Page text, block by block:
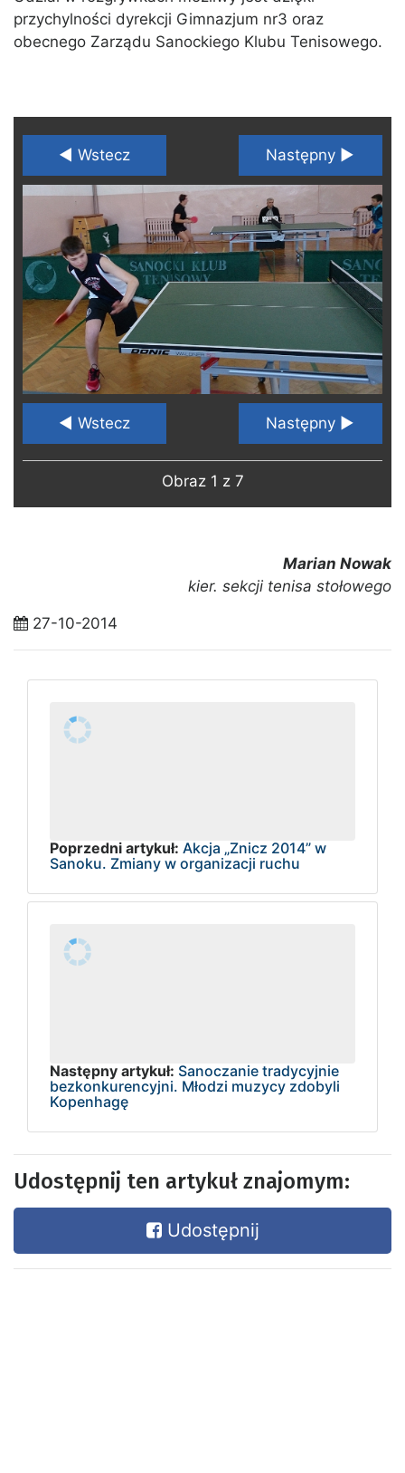
przychylności dyrekcji Gimnazjum nr3 oraz
obecnego Zarządu Sanockiego Klubu Tenisowego.
◄ Wstecz Następny ►
◄ Wstecz Następny ►
Obraz 1 z 7
Marian Nowak
kier. sekcji tenisa stołowego
27-10-2014
Poprzedni artykuł: Akcja „Znicz 2014” w
Sanoku. Zmiany w organizacji ruchu
Następny artykuł: Sanoczanie tradycyjnie
bezkonkurencyjni. Młodzi muzycy zdobyli
Kopenhagę
Udostępnij ten artykuł znajomym:
Udostępnij